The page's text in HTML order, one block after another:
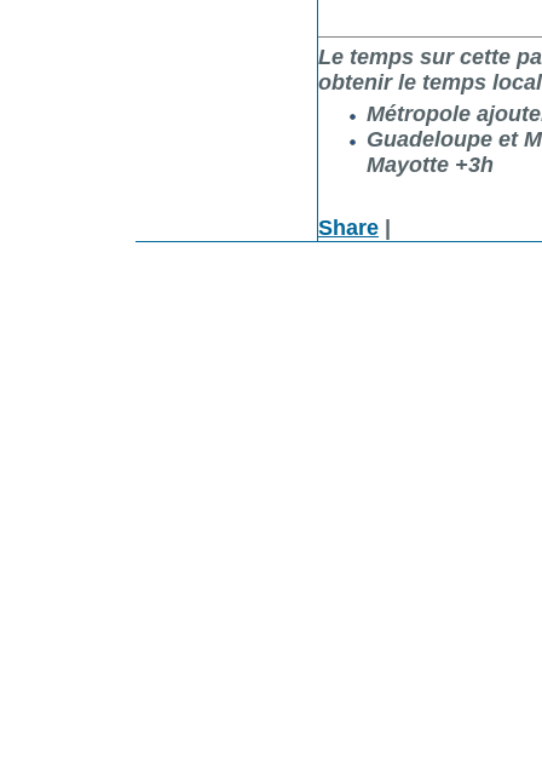
Le temps sur cette
obtenir le temps
Métropole
Guadeloupe et
Mayotte +3h
Share